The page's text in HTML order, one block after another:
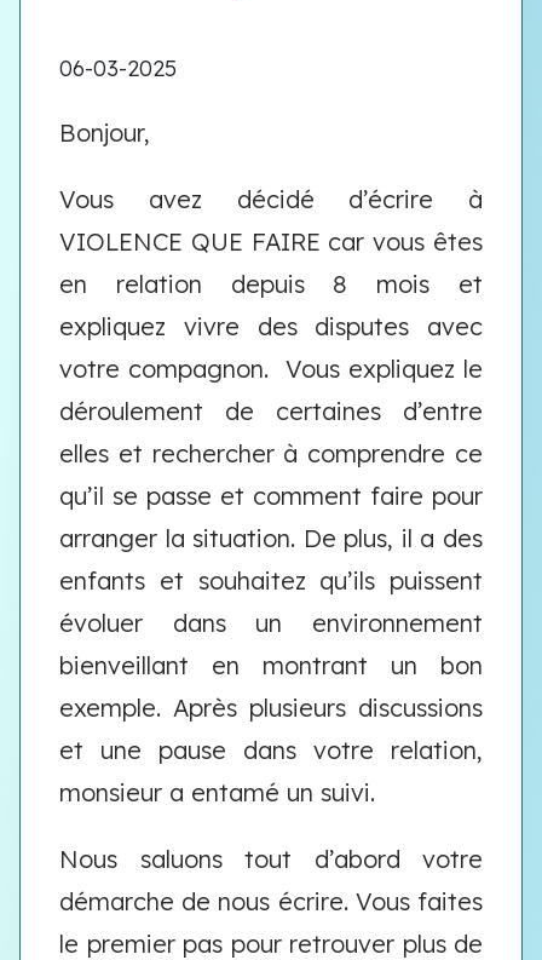
06-03-2025
Bonjour,
Vous avez décidé d’écrire à
VIOLENCE QUE FAIRE car vous êtes
en relation depuis 8 mois et
expliquez vivre des disputes avec
votre compagnon. Vous expliquez le
déroulement de certaines d’entre
elles et rechercher à comprendre ce
qu’il se passe et comment faire pour
arranger la situation. De plus, il a des
enfants et souhaitez qu’ils puissent
évoluer dans un environnement
bienveillant en montrant un bon
exemple. Après plusieurs discussions
et une pause dans votre relation,
monsieur a entamé un suivi.
Nous saluons tout d’abord votre
démarche de nous écrire. Vous faites
le premier pas pour retrouver plus de